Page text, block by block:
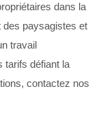
dans la
des paysagistes et
travail
tarifs défiant la
contactez nos